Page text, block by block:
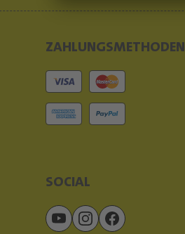
ZAHLUNGSMETHODEN
SOCIAL